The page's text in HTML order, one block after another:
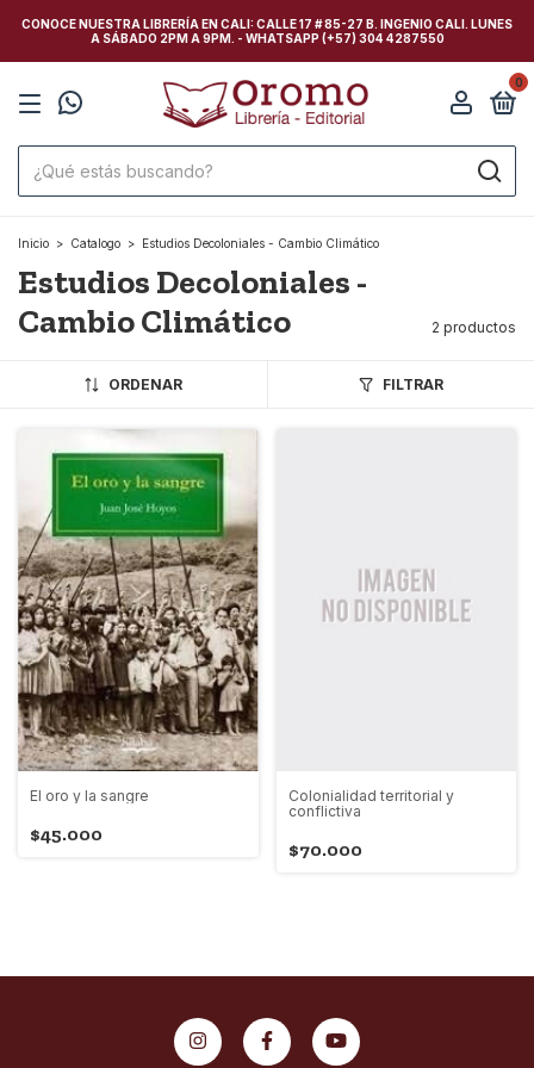
CONOCE NUESTRA LIBRERÍA EN CALI: CALLE 17 # 85-27 B. INGENIO CALI. LUNES
A SÁBADO 2PM A 9PM. - WHATSAPP (+57) 304 4287550
0
Inicio > Catalogo > Estudios Decoloniales - Cambio Climático
Estudios Decoloniales -
Cambio Climático
2 productos
ORDENAR FILTRAR
El oro y la sangre
$45.000
Colonialidad territorial y
conflictiva
$70.000